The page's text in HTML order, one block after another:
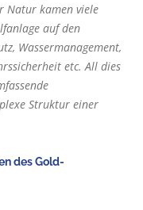
Natur kamen viele
auf den
Wassermanagement,
etc. All dies
Struktur einer
des Gold-